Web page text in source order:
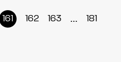
161 162 163 ... 181